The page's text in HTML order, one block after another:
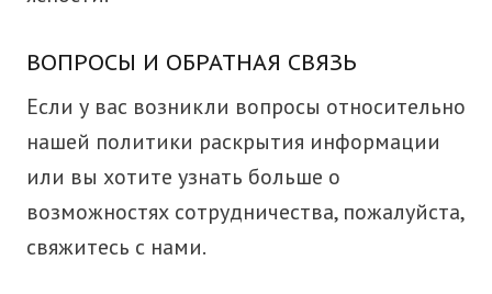
ВОПРОСЫ И ОБРАТНАЯ СВЯЗЬ
Если у вас возникли вопросы относительно
нашей политики раскрытия информации
или вы хотите узнать больше о
возможностях сотрудничества, пожалуйста,
свяжитесь с нами.